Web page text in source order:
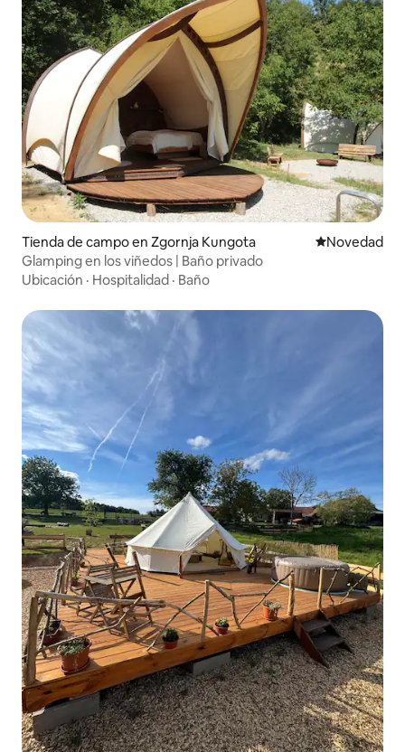
Tienda de campo en Zgornja Kungota Lugar para
Novedad
Glamping en los viñedos | Baño privado
Ubicación · Hospitalidad · Baño